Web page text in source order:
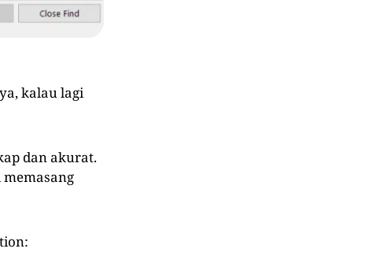
kalau lagi
dan akurat.